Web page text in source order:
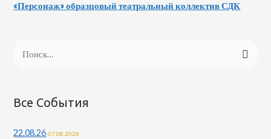
«Персонаж» образцовый театральный коллектив СДК
Все События
22.08.26 07.08.2026